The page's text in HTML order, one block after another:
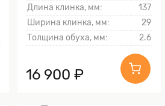
Длина клинка, мм:
137
Ширина клинка, мм:
29
Толщина обуха, мм:
2.6
16 900 ₽